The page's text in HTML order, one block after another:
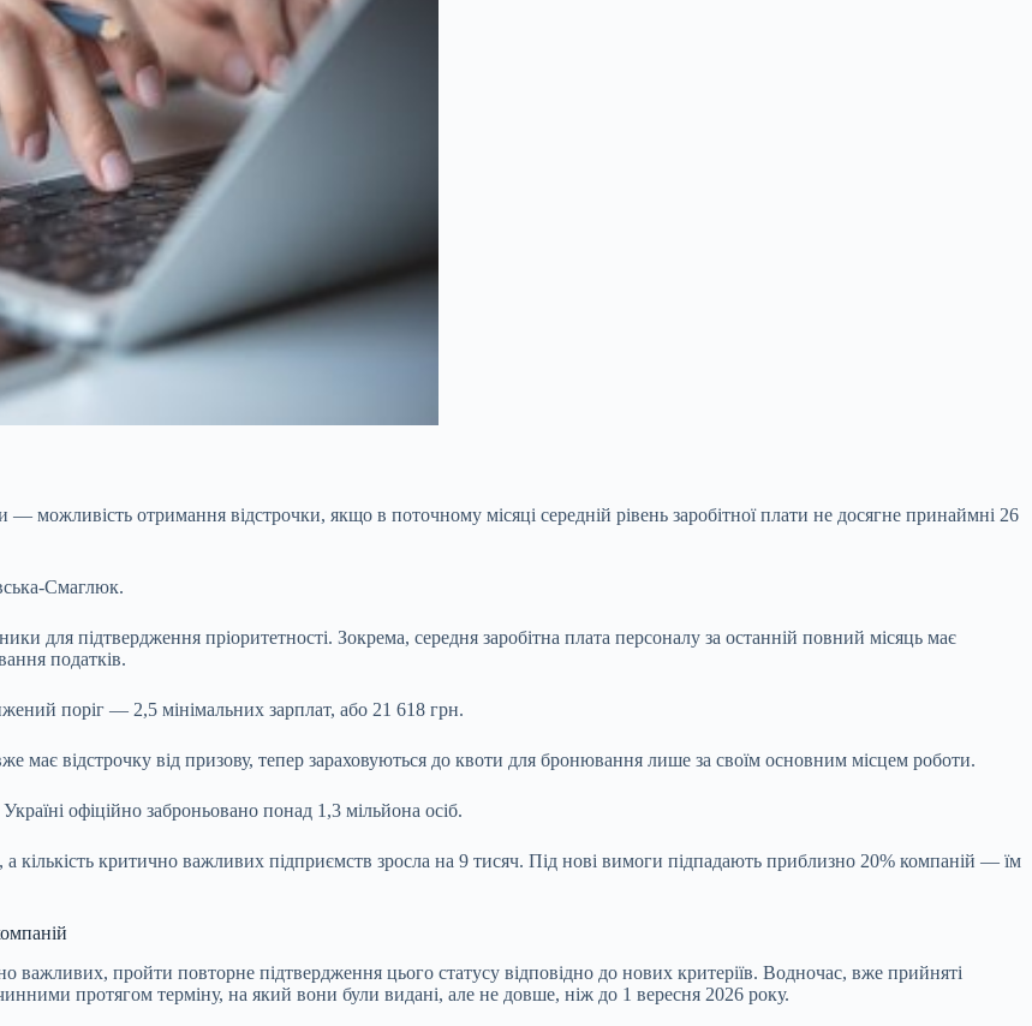
— можливість отримання відстрочки, якщо в поточному місяці середній рівень заробітної плати не досягне принаймні 26
Смаглюк.
для підтвердження пріоритетності. Зокрема, середня заробітна плата персоналу за останній повний місяць має
податків.
поріг — 2,5 мінімальних зарплат, або 21 618 грн.
має відстрочку від призову, тепер зараховуються до квоти для бронювання лише за своїм основним місцем роботи.
офіційно заброньовано понад 1,3 мільйона осіб.
а кількість критично важливих підприємств зросла на 9 тисяч. Під нові вимоги підпадають приблизно 20% компаній — їм
важливих, пройти повторне підтвердження цього статусу відповідно до нових критеріїв. Водночас, вже прийняті
протягом терміну, на який вони були видані, але не довше, ніж до 1 вересня 2026 року.